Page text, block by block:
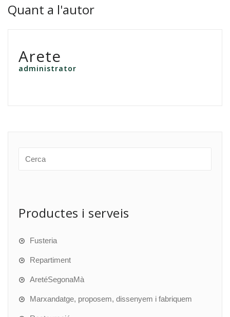
Quant a l'autor
Arete
administrator
Productes i serveis
Fusteria
Repartiment
AretéSegonaMà
Marxandatge, proposem, dissenyem i fabriquem